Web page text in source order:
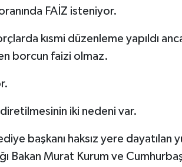
FAİZ isteniyor.
kısmi düzenleme yapıldı
borcun faizi olmaz.
diretilmesinin iki nedeni var.
başkanı haksız yere dayatılan
Bakan Murat Kurum ve